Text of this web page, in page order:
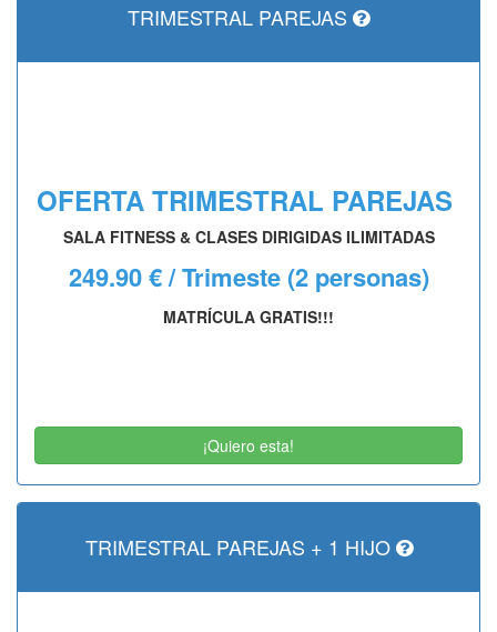
TRIMESTRAL PAREJAS
OFERTA TRIMESTRAL PAREJAS
SALA FITNESS & CLASES DIRIGIDAS ILIMITADAS
249.90 € / Trimeste (2 personas)
MATRÍCULA GRATIS!!!
¡Quiero esta!
TRIMESTRAL PAREJAS + 1 HIJO